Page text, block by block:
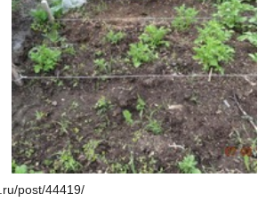
post/44419/